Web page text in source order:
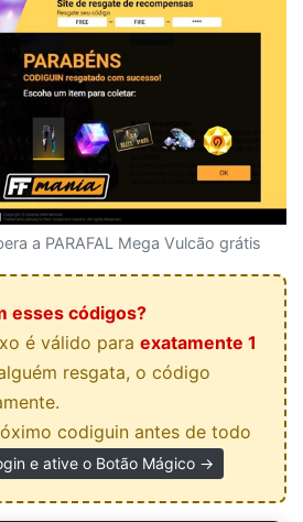
a PARAFAL Mega Vulcão grátis
esses códigos?
é válido para exatamente 1
resgata, o código
codiguin antes de todo
e ative o Botão Mágico →